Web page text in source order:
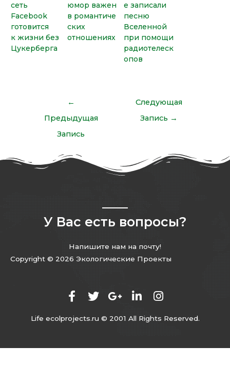
сеть
Facebook
готовится
к жизни без
Цукерберга
юмор важен
в романтиче
ских
отношениях
е записали
песню
Вселенной
при помощи
радиотелеск
опов
←
Предыдущая
Запись
Следующая
Запись →
У Вас есть вопросы?
Напишите нам на почту!
Copyright © 2026 Экологические Проекты
Life ecolprojects.ru © 2001 All Rights Reserved.